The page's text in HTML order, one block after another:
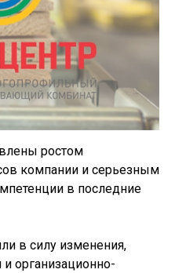
ростом
компании и серьезным
в последние
в силу изменения,
организационно-